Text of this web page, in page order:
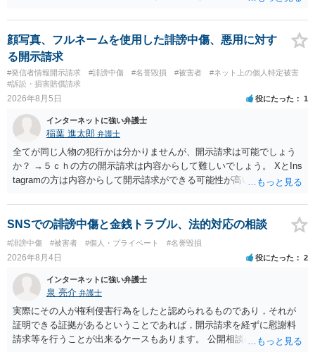
顔写真、フルネームを使用した誹謗中傷、悪用に対す
る開示請求
#発信者情報開示請求 #誹謗中傷 #名誉毀損 #被害者
#ネット上の個人特定被害
#訴訟・損害賠償請求
2026年8月5日 役にたった 1
インターネットに強い弁護士
稲葉 進太郎 弁護士
全てが同じ人物の犯行かは分かりませんが、開示請求は可能でしょう
か？ →５ｃｈの方の開示請求は内容からして難しいでしょう。 XとIns
tagramの方は内容からして開示請求ができる可能性が高いでしょう。
いでしょう。７月中にアカウントが削除されている場合、今から進め
ても失敗する可能性が高いように思われます。 相手を特定できた場
合、相手に全ての弁護士費用を負担させることは可能でしょうか？ →
訴訟外の交渉で相手方が認めれば負担させることができるでしょう。
訴訟で判決となった場合は、実際の弁護士費用が認められる場合と認
められない場合があり何ともいえないところでしょう。
SNSでの誹謗中傷と金銭トラブル、法的対応の相談
#誹謗中傷 #被害者 #個人・プライベート #名誉毀損
2026年8月4日 役にたった 2
インターネットに強い弁護士
泉 亮介 弁護士
実際にその人が権利侵害行為をしたと認められるものであり，それが
証明できる証拠があるということであれば，開示請求を経ずに慰謝料
請求等を行うことが出来るケースもあります。 公開相談の場では回答